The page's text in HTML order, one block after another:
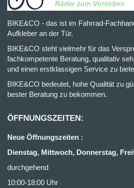
BIKE&CO - das ist im Fahrrad-
Aufkleber an der Tür.
BIKE&CO steht vielmehr für das
fachkompetente Beratung, qualitativ
und einen erstklassigen Service zu
BIKE&CO bedeutet, hohe Qualität zu
bester Beratung zu bekommen.
ÖFFNUNGSZEITEN:
Neue Öffnungszeiten :
Dienstag, Mittwoch, Donnerstag,
durchgehend
10:00-18:00 Uhr